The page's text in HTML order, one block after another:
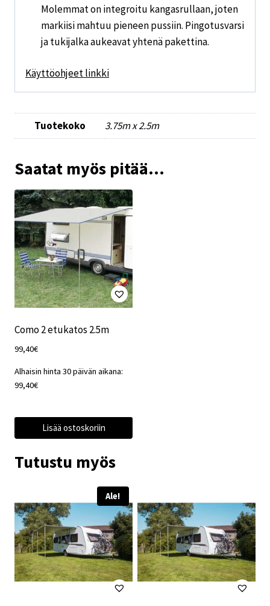
Molemmat on integroitu kangasrullaan, joten
markiisi mahtuu pieneen pussiin. Pingotusvarsi
ja tukijalka aukeavat yhtenä pakettina.
Käyttöohjeet linkki
Tuotekoko 3.75m x 2.5m
Saatat myös pitää...
Como 2 etukatos 2.5m
99,40€
Alhaisin hinta 30 päivän aikana:
99,40€
Lisää ostoskoriin
Tutustu myös
Ale!